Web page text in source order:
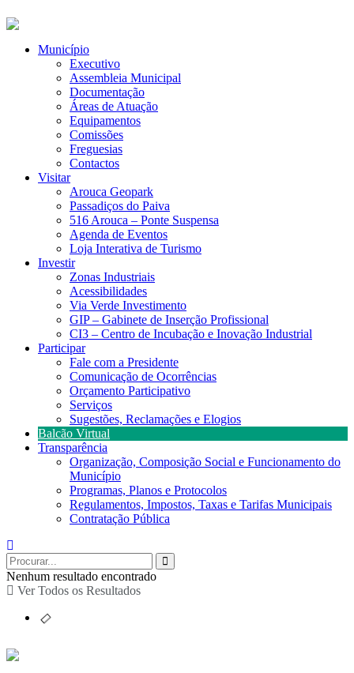
Município
Executivo
Assembleia Municipal
Documentação
Áreas de Atuação
Equipamentos
Comissões
Freguesias
Contactos
Visitar
Arouca Geopark
Passadiços do Paiva
516 Arouca – Ponte Suspensa
Agenda de Eventos
Loja Interativa de Turismo
Investir
Zonas Industriais
Acessibilidades
Via Verde Investimento
GIP – Gabinete de Inserção Profissional
CI3 – Centro de Incubação e Inovação Industrial
Participar
Fale com a Presidente
Comunicação de Ocorrências
Orçamento Participativo
Serviços
Sugestões, Reclamações e Elogios
Balcão Virtual
Transparência
Organização, Composição Social e Funcionamento do
Município
Programas, Planos e Protocolos
Regulamentos, Impostos, Taxas e Tarifas Municipais
Contratação Pública
Nenhum resultado encontrado
Ver Todos os Resultados